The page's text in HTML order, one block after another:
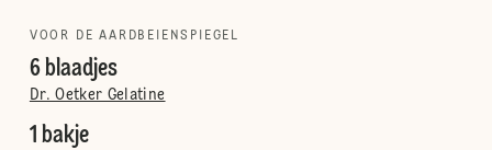
VOOR DE AARDBEIENSPIEGEL
6 blaadjes
Dr. Oetker Gelatine
1 bakje